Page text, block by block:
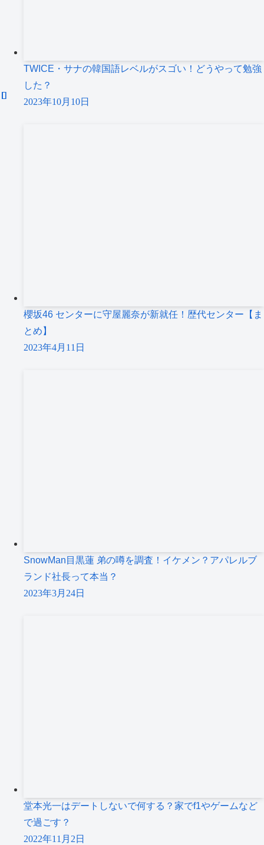
TWICE・サナの韓国語レベルがスゴい！どうやって勉強
した？
2023年10月10日
櫻坂46 センターに守屋麗奈が新就任！歴代センター【ま
とめ】
2023年4月11日
SnowMan目黒蓮 弟の噂を調査！イケメン？アパレルブ
ランド社長って本当？
2023年3月24日
堂本光一はデートしないで何する？家でf1やゲームなど
で過ごす？
2022年11月2日